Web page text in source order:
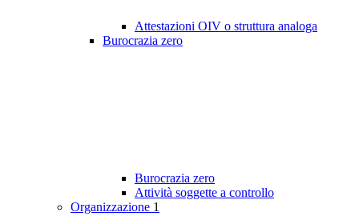
Attestazioni OIV o struttura analoga
Burocrazia zero
Burocrazia zero
Attività soggette a controllo
Organizzazione 1